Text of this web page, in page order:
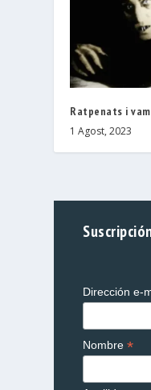
Ratpenats i
1 Agost, 2023
Dirección e-
Nombre*